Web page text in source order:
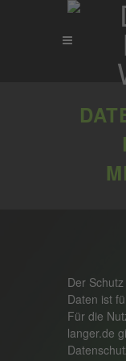
Der
Daten ist
Für die
langer.de